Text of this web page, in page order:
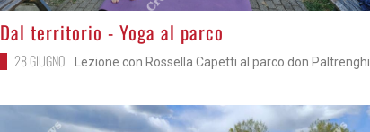
>
Dal territorio - Yoga al parco
28 GIUGNO Lezione con Rossella Capetti al parco don Paltrenghi